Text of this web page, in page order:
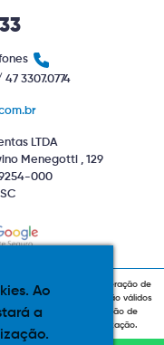
47 3307.0774
LTDA
Menegotti , 129
000
indiponível sujeitos a alteração de
expostos aqui são válidos
layout aqui veiculados são de
parcial sem nossa autorização.
Ao
a